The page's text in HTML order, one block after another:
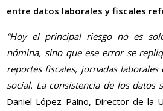
entre datos laborales y fiscales
“Hoy el principal riesgo no es
nómina, sino que ese error se
reportes fiscales, jornadas
social. La consistencia de los datos
Daniel López Paino, Director de la